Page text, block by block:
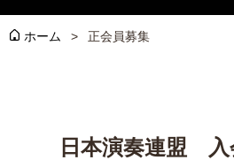
ホーム 正会員募集
日本演奏連盟 入